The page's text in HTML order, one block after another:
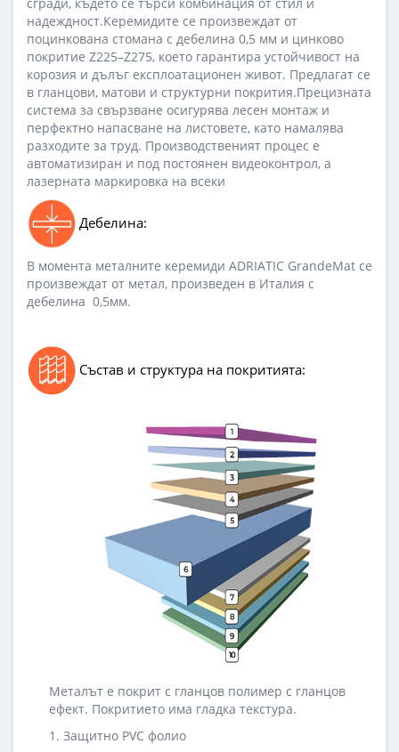
надеждност.Керемидите се произвеждат от
поцинкована стомана с дебелина 0,5 мм и цинково
покритие Z225–Z275, което гарантира устойчивост на
корозия и дълъг експлоатационен живот. Предлагат се
в гланцови, матови и структурни покрития.Прецизната
система за свързване осигурява лесен монтаж и
перфектно напасване на листовете, като намалява
разходите за труд. Производственият процес е
автоматизиран и под постоянен видеоконтрол, а
лазерната маркировка на всеки
Дебелина:
В момента металните керемиди ADRIATIC GrandeMat се
произвеждат от метал, произведен в Италия с
дебелина 0,5мм.
Състав и структура на покритията:
Металът е покрит с гланцов полимер с гланцов
ефект. Покритието има гладка текстура.
1. Защитно PVC фолио